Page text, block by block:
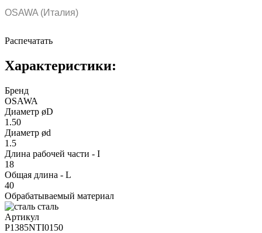
OSAWA (Италия)
Распечатать
Характеристики:
Бренд
OSAWA
Диаметр øD
1.50
Диаметр ød
1.5
Длина рабочей части - I
18
Общая длина - L
40
Обрабатываемый материал
сталь
Артикул
P1385NTI0150